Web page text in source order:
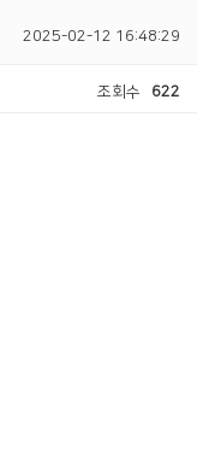
2025-02-12 16:48:29
조회수 622